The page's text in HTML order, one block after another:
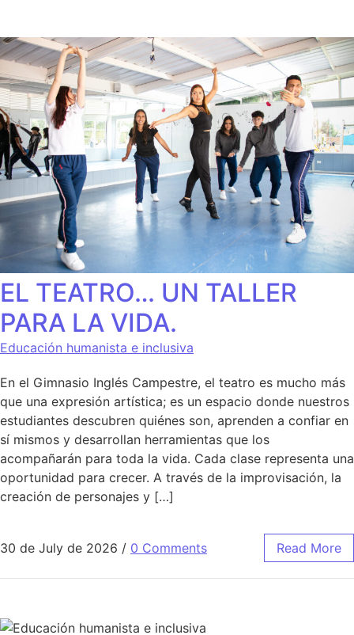
EL TEATRO… UN TALLER
PARA LA VIDA.
Educación humanista e inclusiva
En el Gimnasio Inglés Campestre, el teatro es mucho más
que una expresión artística; es un espacio donde nuestros
estudiantes descubren quiénes son, aprenden a confiar en
sí mismos y desarrollan herramientas que los
acompañarán para toda la vida. Cada clase representa una
oportunidad para crecer. A través de la improvisación, la
creación de personajes y […]
30 de July de 2026 / 0 Comments Read More